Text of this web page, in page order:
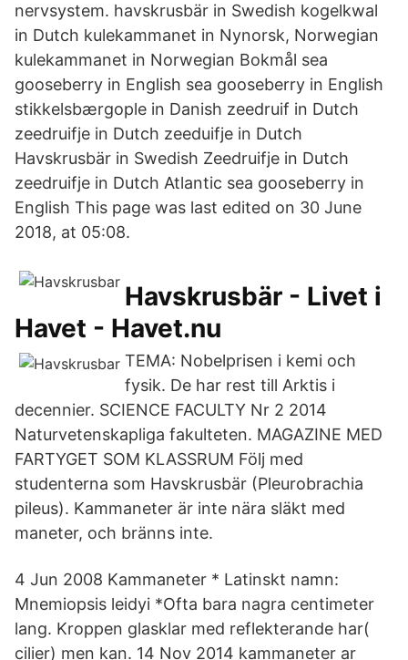
nervsystem. havskrusbär in Swedish kogelkwal
in Dutch kulekammanet in Nynorsk, Norwegian
kulekammanet in Norwegian Bokmål sea
gooseberry in English sea gooseberry in English
stikkelsbærgople in Danish zeedruif in Dutch
zeedruifje in Dutch zeeduifje in Dutch
Havskrusbär in Swedish Zeedruifje in Dutch
zeedruifje in Dutch Atlantic sea gooseberry in
English This page was last edited on 30 June
2018, at 05:08.
Havskrusbär - Livet i
Havet - Havet.nu
TEMA: Nobelprisen i kemi och
fysik. De har rest till Arktis i
decennier. SCIENCE FACULTY Nr 2 2014
Naturvetenskapliga fakulteten. MAGAZINE MED
FARTYGET SOM KLASSRUM Följ med
studenterna som Havskrusbär (Pleurobrachia
pileus). Kammaneter är inte nära släkt med
maneter, och bränns inte.
4 Jun 2008 Kammaneter * Latinskt namn:
Mnemiopsis leidyi *Ofta bara nagra centimeter
lang. Kroppen glasklar med reflekterande har(
cilier) men kan. 14 Nov 2014 kammaneter ar